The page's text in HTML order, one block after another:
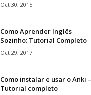
Oct 30, 2015
Como Aprender Inglês
Sozinho: Tutorial Completo
Oct 29, 2017
Como instalar e usar o Anki –
Tutorial completo